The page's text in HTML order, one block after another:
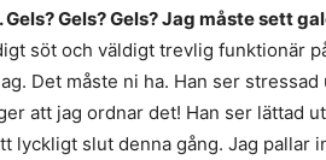
Gels? Gels? Jag måste sett
söt och väldigt trevlig funktionär
Det måste ni ha. Han ser
att jag ordnar det! Han ser lättad
lyckligt slut denna gång. Jag